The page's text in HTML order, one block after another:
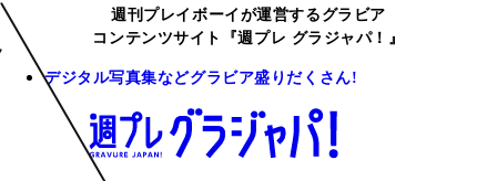
週刊プレイボーイが運営するグラビア
コンテンツサイト『週プレ グラジャパ！』
デジタル写真集などグラビア盛りだくさん!